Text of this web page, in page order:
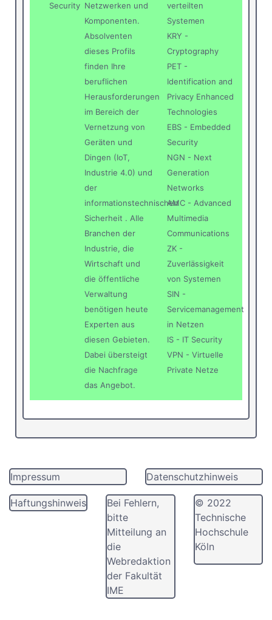
Security Netzwerken und
Komponenten.
Absolventen
dieses Profils
finden Ihre
beruflichen
Herausforderungen
im Bereich der
Vernetzung von
Geräten und
Dingen (IoT,
Industrie 4.0) und
der
informationstechnischen
Sicherheit . Alle
Branchen der
Industrie, die
Wirtschaft und
die öffentliche
Verwaltung
benötigen heute
Experten aus
diesen Gebieten.
Dabei übersteigt
die Nachfrage
das Angebot.
verteilten
Systemen
KRY -
Cryptography
PET -
Identification and
Privacy Enhanced
Technologies
EBS - Embedded
Security
NGN - Next
Generation
Networks
AMC - Advanced
Multimedia
Communications
ZK -
Zuverlässigkeit
von Systemen
SIN -
Servicemanagement
in Netzen
IS - IT Security
VPN - Virtuelle
Private Netze
Impressum Datenschutzhinweis
Haftungshinweis
Bei Fehlern,
bitte
Mitteilung an
die
Webredaktion
der Fakultät
IME
© 2022
Technische
Hochschule
Köln